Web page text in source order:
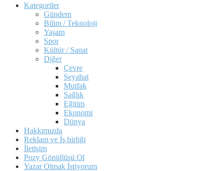
Kategoriler
Gündem
Bilim / Teknoloji
Yaşam
Spor
Kültür / Sanat
Diğer
Çevre
Seyahat
Mutfak
Sağlık
Eğitim
Ekonomi
Dünya
Hakkımızda
Reklam ve İş birliği
İletişim
Pozy Gönüllüsü Ol
Yazar Olmak İstiyorum